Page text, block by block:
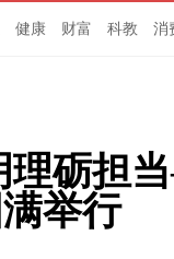
健康 财富 科教 消
理砺担
举行